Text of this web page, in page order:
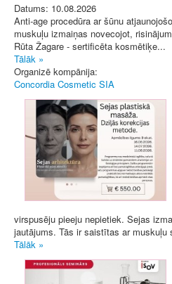
Datums: 10.08.2026
Anti-age procedūra ar šūnu
muskuļu izmaiņas novecojot,
Rūta Žagare - sertificēta kosmētiķe...
Tālāk »
Organizē kompānija:
Concordia Cosmetic SIA
virspusēju pieeju nepietiek. Sejas
jautājums. Tās ir saistītas ar muskuļu
Tālāk »